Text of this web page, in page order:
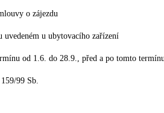
o zájezdu
uvedeném u ubytovacího zařízení
od 1.6. do 28.9., před a po tomto
99 Sb.